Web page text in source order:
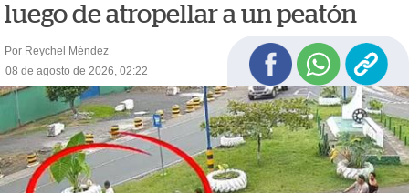
luego de atropellar a un peatón
Por Reychel Méndez
08 de agosto de 2026, 02:22